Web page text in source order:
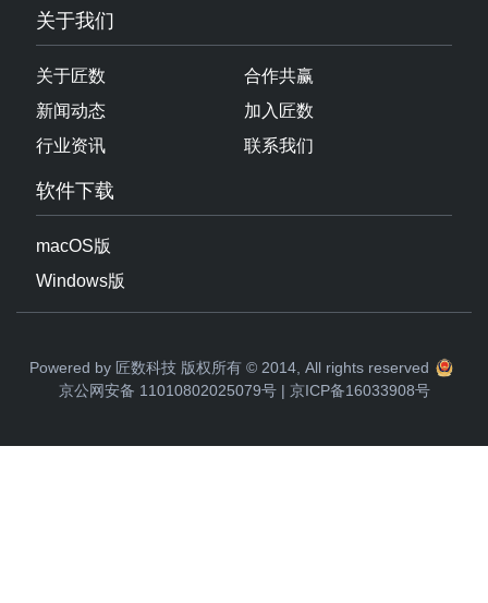
关于匠数
新闻动态
行业资讯
加入匠数
联系我们
软件下载
macOS版
Windows版